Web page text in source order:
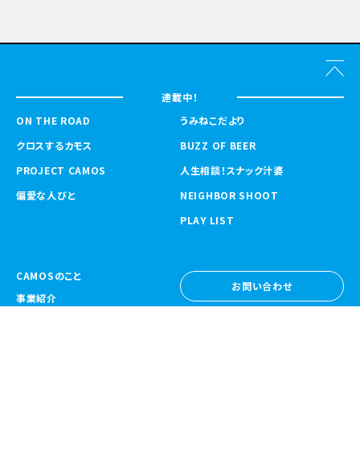
連載中！
ON THE ROAD
クロスするカモス
PROJECT CAMOS
偏愛な人びと
うみねこだより
BUZZ OF BEER
人生相談！スナック汁婆
NEIGHBOR SHOOT
PLAY LIST
CAMOSのこと
事業紹介
お問い合わせ